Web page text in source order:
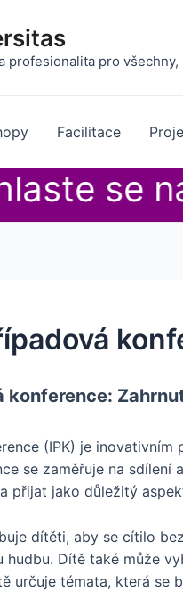
profesionalita pro
Facilitace
se
(IPK) je
se zaměřuje na
přijat jako důležitý
dítěti, aby se cítilo
hudbu. Dítě také může
určuje témata, která